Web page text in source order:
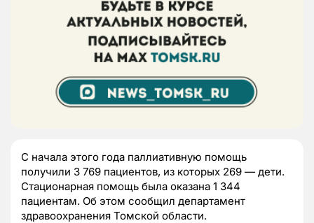
С начала этого года паллиативную помощь
получили 3 769 пациентов, из которых 269 — дети.
Стационарная помощь была оказана 1 344
пациентам. Об этом сообщил департамент
здравоохранения Томской области.